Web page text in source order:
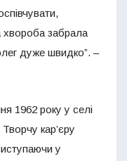
хвороба забрала
дуже швидко”. –
1962 року у селі
кар’єру
у